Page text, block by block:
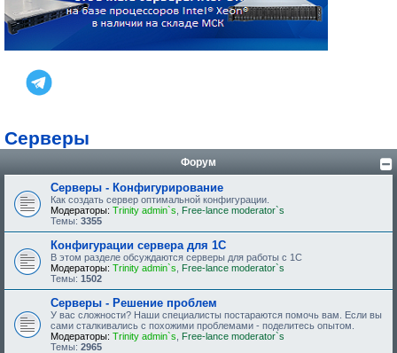
Серверы
Форум
Серверы - Конфигурирование
Как создать сервер оптимальной конфигурации.
Модераторы: Trinity admin`s
Free-lance moderator`s
Темы: 3355
Конфигурации сервера для 1С
В этом разделе обсуждаются серверы для работы с 1С
Модераторы: Trinity admin`s
Free-lance moderator`s
Темы: 1502
Серверы - Решение проблем
У вас сложности? Наши специалисты постараются помочь вам. Если вы
сами сталкивались с похожими проблемами - поделитесь опытом.
Модераторы: Trinity admin`s
Free-lance moderator`s
Темы: 2965